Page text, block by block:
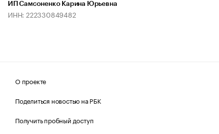
ИП Самсоненко Карина Юрьевна
ИНН: 222330849482
О проекте
Поделиться новостью на РБК
Получить пробный доступ